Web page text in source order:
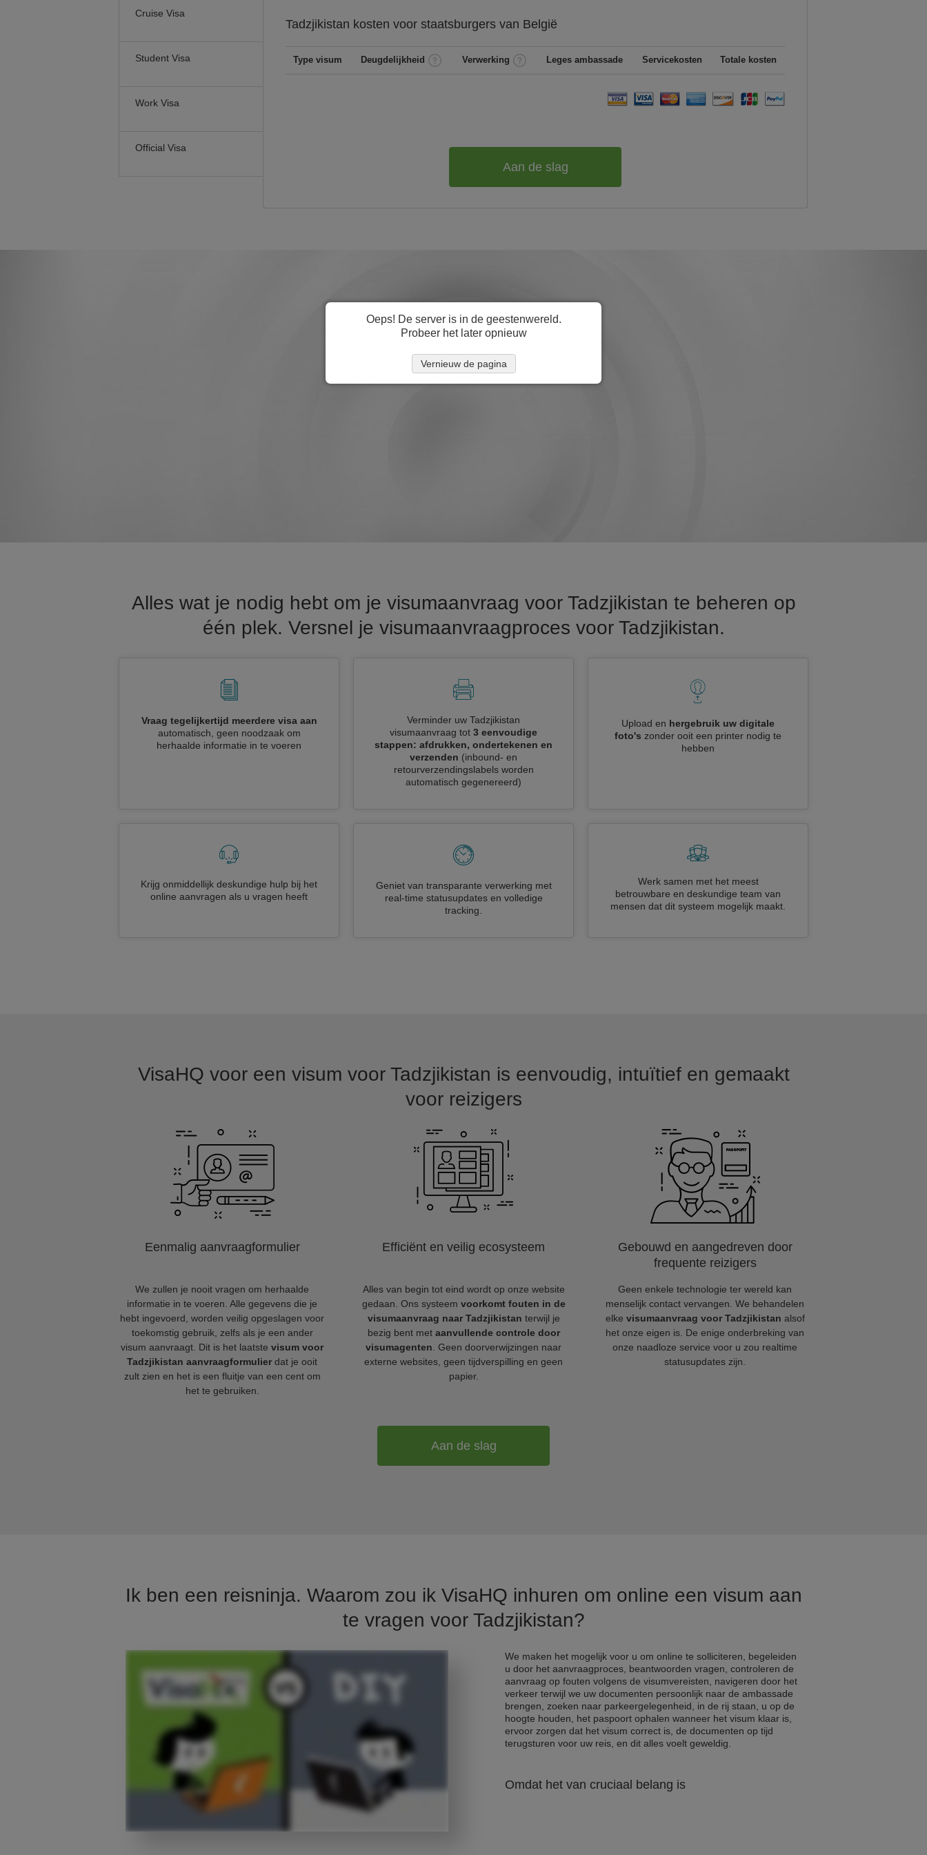
Cruise Visa
Student Visa
Work Visa
Official Visa
Tadzjikistan kosten voor staatsburgers van België
Type visum Deugdelijkheid Verwerking Leges ambassade Servicekosten Totale kosten
Aan de slag
Alles wat je nodig hebt om je visumaanvraag voor Tadzjikistan te beheren op
één plek. Versnel je visumaanvraagproces voor Tadzjikistan.
Vraag tegelijkertijd meerdere visa aan
automatisch, geen noodzaak om
herhaalde informatie in te voeren
Verminder uw Tadzjikistan
visumaanvraag tot 3 eenvoudige
stappen: afdrukken, ondertekenen en
verzenden (inbound- en
retourverzendingslabels worden
automatisch gegenereerd)
Upload en hergebruik uw digitale
foto's zonder ooit een printer nodig te
hebben
Krijg onmiddellijk deskundige hulp bij het
online aanvragen als u vragen heeft
Geniet van transparante verwerking met
real-time statusupdates en volledige
tracking.
Werk samen met het meest
betrouwbare en deskundige team van
mensen dat dit systeem mogelijk maakt.
VisaHQ voor een visum voor Tadzjikistan is eenvoudig, intuïtief en gemaakt
voor reizigers
Eenmalig aanvraagformulier
We zullen je nooit vragen om herhaalde
informatie in te voeren. Alle gegevens die je
hebt ingevoerd, worden veilig opgeslagen voor
toekomstig gebruik, zelfs als je een ander
visum aanvraagt. Dit is het laatste visum voor
Tadzjikistan aanvraagformulier dat je ooit
zult zien en het is een fluitje van een cent om
het te gebruiken.
Efficiënt en veilig ecosysteem
Alles van begin tot eind wordt op onze website
gedaan. Ons systeem voorkomt fouten in de
visumaanvraag naar Tadzjikistan terwijl je
bezig bent met aanvullende controle door
visumagenten . Geen doorverwijzingen naar
externe websites, geen tijdverspilling en geen
papier.
Gebouwd en aangedreven door
frequente reizigers
Geen enkele technologie ter wereld kan
menselijk contact vervangen. We behandelen
elke visumaanvraag voor Tadzjikistan alsof
het onze eigen is. De enige onderbreking van
onze naadloze service voor u zou realtime
statusupdates zijn.
Aan de slag
Ik ben een reisninja. Waarom zou ik VisaHQ inhuren om online een visum aan
te vragen voor Tadzjikistan?
We maken het mogelijk voor u om online te solliciteren, begeleiden
u door het aanvraagproces, beantwoorden vragen, controleren de
aanvraag op fouten volgens de visumvereisten, navigeren door het
verkeer terwijl we uw documenten persoonlijk naar de ambassade
brengen, zoeken naar parkeergelegenheid, in de rij staan, u op de
hoogte houden, het paspoort ophalen wanneer het visum klaar is,
ervoor zorgen dat het visum correct is, de documenten op tijd
terugsturen voor uw reis, en dit alles voelt geweldig.
Omdat het van cruciaal belang is
Oeps! De server is in de geestenwereld.
Probeer het later opnieuw
Vernieuw de pagina